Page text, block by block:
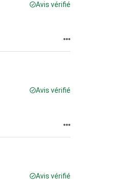
Avis vérifié
Avis vérifié
Avis vérifié